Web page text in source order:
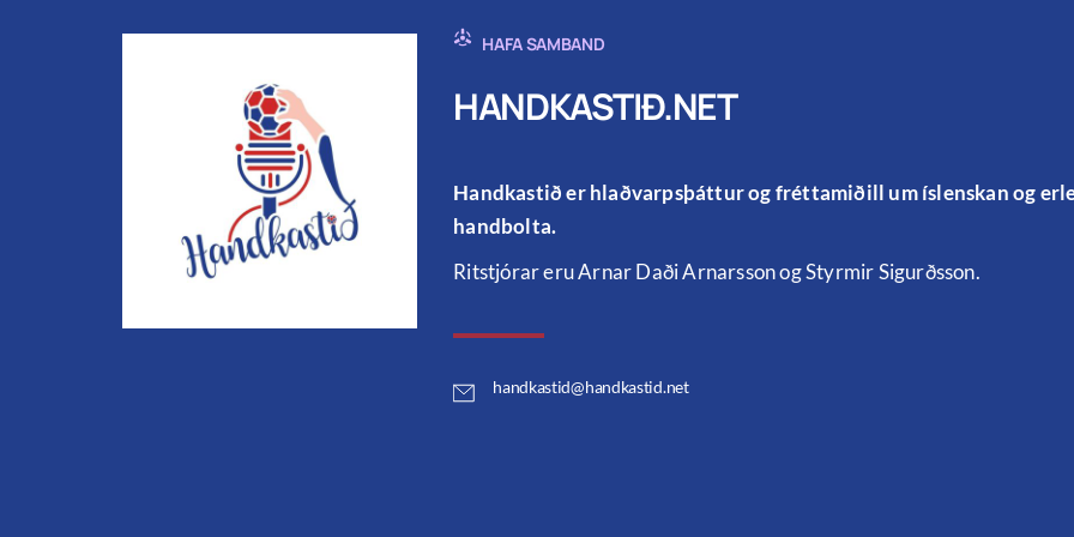
HAFA SAMBAND
HANDKASTIÐ.NET
Handkastið er hlaðvarpsþáttur og fréttamiðill um íslenskan og
handbolta.
Ritstjórar eru Arnar Daði Arnarsson og Styrmir Sigurðsson.
handkastid@handkastid.net